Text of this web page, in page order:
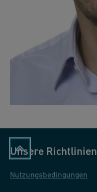
Unsere Richtlinien
Nutzungsbedingungen